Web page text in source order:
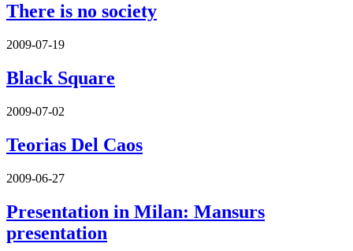
There is no society
2009-07-19
Black Square
2009-07-02
Teorias Del Caos
2009-06-27
Presentation in Milan: Mansurs
presentation